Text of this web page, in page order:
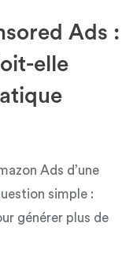
Ads :
elle
Ads d’une
simple :
générer plus de